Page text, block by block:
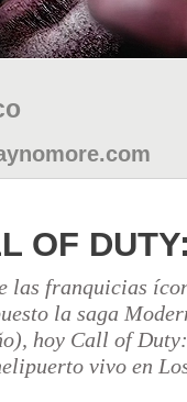
OF
las franquicias
la saga
hoy Call of
vivo en